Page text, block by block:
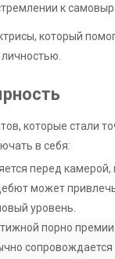
к
который
которые стали
в себя:
перед
может
уровень.
порно